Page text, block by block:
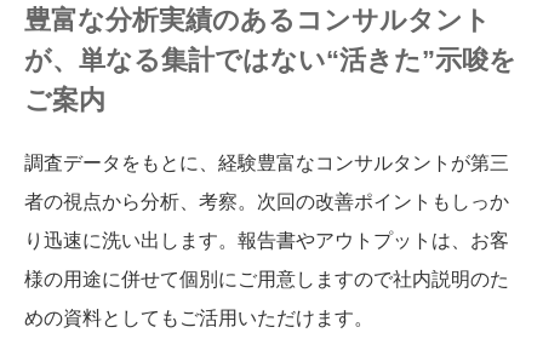
豊富な分析実績のあるコンサルタント
が、単なる集計ではない“活きた”示唆を
ご案内
調査データをもとに、経験豊富なコンサルタントが第三
者の視点から分析、考察。次回の改善ポイントもしっか
り迅速に洗い出します。報告書やアウトプットは、お客
様の用途に併せて個別にご用意しますので社内説明のた
めの資料としてもご活用いただけます。